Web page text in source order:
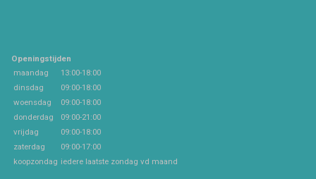
Openingstijden
maandag
13:00-18:00
dinsdag
09:00-18:00
woensdag
09:00-18:00
donderdag
09:00-21:00
vrijdag
09:00-18:00
zaterdag
09:00-17:00
koopzondag iedere laatste zondag vd maand